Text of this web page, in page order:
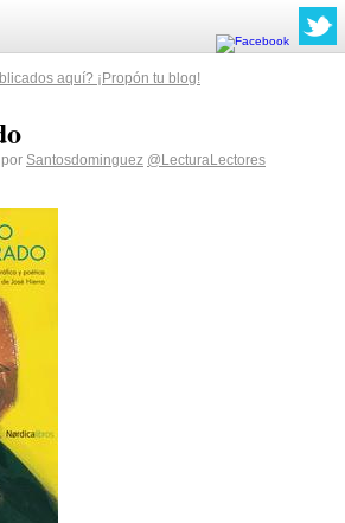
aquí? ¡Propón tu blog!
Santosdominguez @LecturaLectores